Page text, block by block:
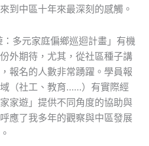
到中區十年來最深刻的感觸。
多元家庭偏鄉巡迴計畫」有機
外期待，尤其，從社區種子講
報名的人數非常踴躍。學員報
（社工、教育……）有實際經
家遊」提供不同角度的協助與
應了我多年的觀察與中區發展